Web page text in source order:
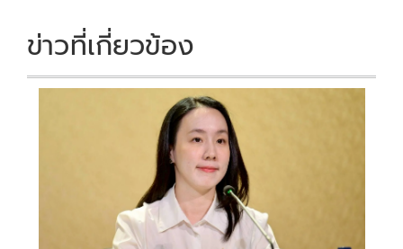
ข่าวที่เกี่ยวข้อง